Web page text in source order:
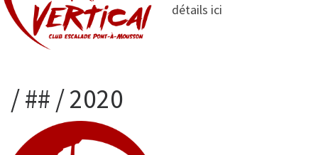
détails ici
/ ## / 2020